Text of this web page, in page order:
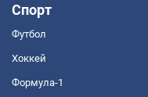
Спорт
Футбол
Хоккей
Формула-1